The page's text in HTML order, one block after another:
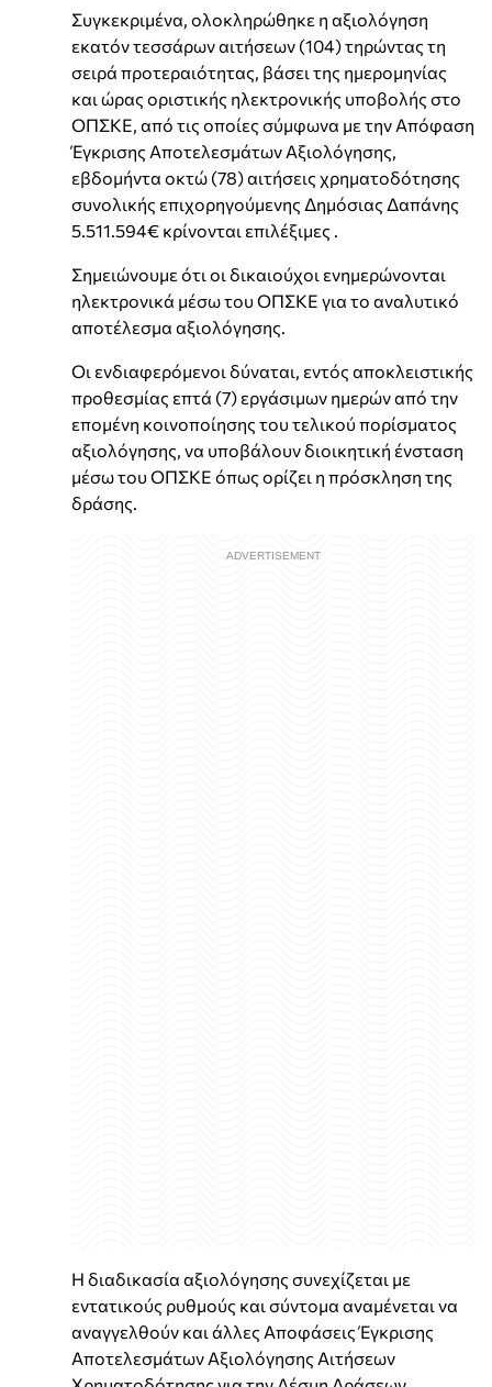
Συγκεκριμένα, ολοκληρώθηκε η αξιολόγηση
εκατόν τεσσάρων αιτήσεων (104) τηρώντας τη
σειρά προτεραιότητας, βάσει της ημερομηνίας
και ώρας οριστικής ηλεκτρονικής υποβολής στο
ΟΠΣΚΕ, από τις οποίες σύμφωνα με την Απόφαση
Έγκρισης Αποτελεσμάτων Αξιολόγησης,
εβδομήντα οκτώ (78) αιτήσεις χρηματοδότησης
συνολικής επιχορηγούμενης Δημόσιας Δαπάνης
5.511.594€ κρίνονται επιλέξιμες .
Σημειώνουμε ότι οι δικαιούχοι ενημερώνονται
ηλεκτρονικά μέσω του ΟΠΣΚΕ για το αναλυτικό
αποτέλεσμα αξιολόγησης.
Οι ενδιαφερόμενοι δύναται, εντός αποκλειστικής
προθεσμίας επτά (7) εργάσιμων ημερών από την
επομένη κοινοποίησης του τελικού πορίσματος
αξιολόγησης, να υποβάλουν διοικητική ένσταση
μέσω του ΟΠΣΚΕ όπως ορίζει η πρόσκληση της
δράσης.
Η διαδικασία αξιολόγησης συνεχίζεται με
εντατικούς ρυθμούς και σύντομα αναμένεται να
αναγγελθούν και άλλες Αποφάσεις Έγκρισης
Αποτελεσμάτων Αξιολόγησης Αιτήσεων